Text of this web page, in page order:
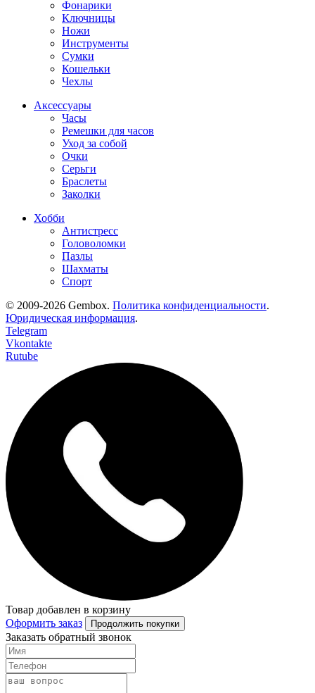
Фонарики
Ключницы
Ножи
Инструменты
Сумки
Кошельки
Чехлы
Аксессуары
Часы
Ремешки для часов
Уход за собой
Очки
Серьги
Браслеты
Заколки
Хобби
Антистресс
Головоломки
Пазлы
Шахматы
Спорт
© 2009-2026 Gembox. Политика конфиденциальности.
Юридическая информация.
Telegram
Vkontakte
Rutube
Товар добавлен в корзину
Оформить заказ
Продолжить покупки
Заказать обратный звонок